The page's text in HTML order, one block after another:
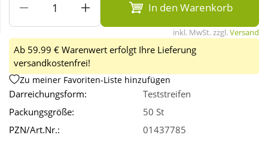
Wellness
In den Warenkorb
inkl. MwSt. zzgl.Versand
Ab 59.99 € Warenwert erfolgt Ihre Lieferung
versandkostenfrei!
Zu meiner Favoriten-Liste hinzufügen
Darreichungsform:
Teststreifen
Packungsgröße:
50 St
PZN/Art.Nr.:
01437785